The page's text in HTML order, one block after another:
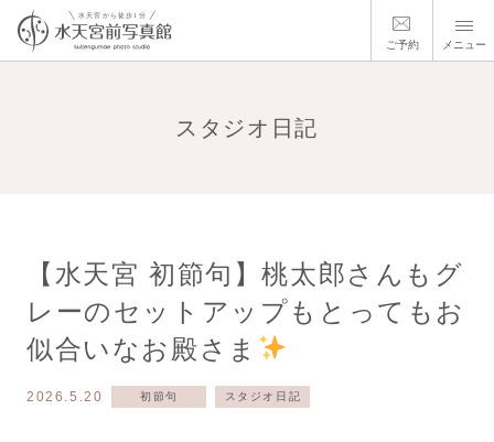
ご予約 メニュー
スタジオ日記
【水天宮 初節句】桃太郎さんもグ
レーのセットアップもとってもお
似合いなお殿さま
2026.5.20 初節句 スタジオ日記